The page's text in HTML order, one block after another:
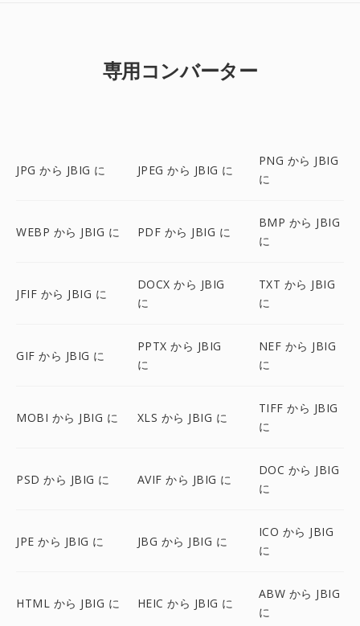
専用コンバーター
JPG から JBIG に JPEG から JBIG に
PNG から JBIG
に
WEBP から JBIG に PDF から JBIG に
BMP から JBIG
に
JFIF から JBIG に
DOCX から JBIG
に
TXT から JBIG
に
GIF から JBIG に
PPTX から JBIG
に
NEF から JBIG
に
MOBI から JBIG に XLS から JBIG に
TIFF から JBIG
に
PSD から JBIG に AVIF から JBIG に
DOC から JBIG
に
JPE から JBIG に JBG から JBIG に
ICO から JBIG
に
HTML から JBIG に HEIC から JBIG に
ABW から JBIG
に